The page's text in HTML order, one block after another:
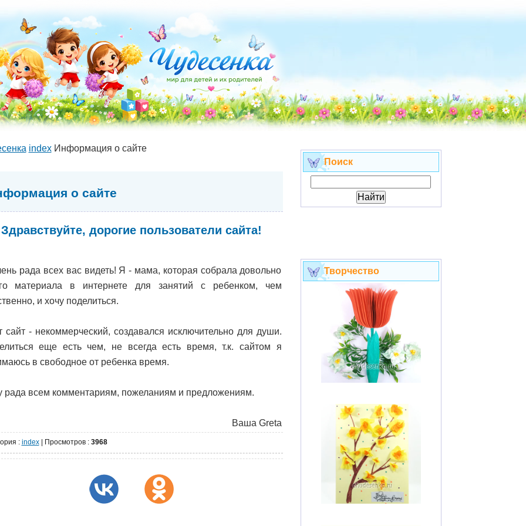
indexИнформация о сайте
о сайте
Здравствуйте, дорогие пользователи сайта!
рада всех вас видеть! Я - мама, которая собрала довольно
материала в интернете для занятий с ребенком, чем
и хочу поделиться.
сайт - некоммерческий, создавался исключительно для души.
еще есть чем, не всегда есть время, т.к. сайтом я
в свободное от ребенка время.
рада всем комментариям, пожеланиям и предложениям.
Ваша Greta
: index| Просмотров : 3968
Поиск
Творчество